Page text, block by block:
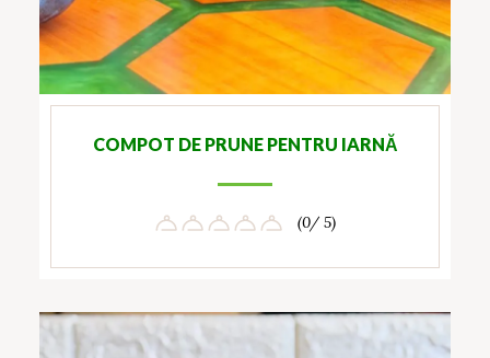
COMPOT DE PRUNE PENTRU IARNĂ
(0/ 5)